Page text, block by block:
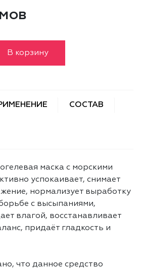
В корзину
СОСТАВ
маска с морскими
успокаивает, снимает
нормализует выработку
с высыпаниями,
влагой, восстанавливает
придаёт гладкость и
что данное средство